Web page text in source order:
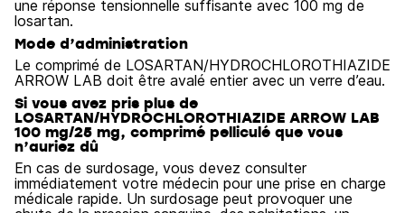
une réponse tensionnelle suffisante avec 100 mg de
losartan.
Mode d’administration
Le comprimé de LOSARTAN/HYDROCHLOROTHIAZIDE
ARROW LAB doit être avalé entier avec un verre d’eau.
Si vous avez pris plus de
LOSARTAN/HYDROCHLOROTHIAZIDE ARROW LAB
100 mg/25 mg, comprimé pelliculé que vous
n’auriez dû
En cas de surdosage, vous devez consulter
immédiatement votre médecin pour une prise en charge
médicale rapide. Un surdosage peut provoquer une